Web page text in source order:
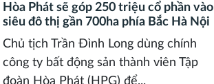
Hòa Phát sẽ góp 250 triệu cổ phần vào
siêu đô thị gần 700ha phía Bắc Hà Nội
Chủ tịch Trần Đình Long dùng chính
công ty bất động sản thành viên Tập
đoàn Hòa Phát (HPG) để...